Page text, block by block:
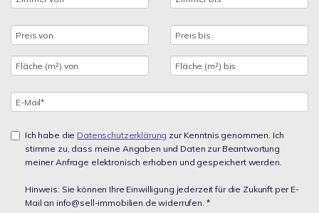
Ich habe die Datenschutzerklärung zur Kenntnis genommen. Ich
stimme zu, dass meine Angaben und Daten zur Beantwortung
meiner Anfrage elektronisch erhoben und gespeichert werden.
Hinweis: Sie können Ihre Einwilligung jederzeit für die Zukunft per E-
Mail an info@sell-immobilien.de widerrufen. *